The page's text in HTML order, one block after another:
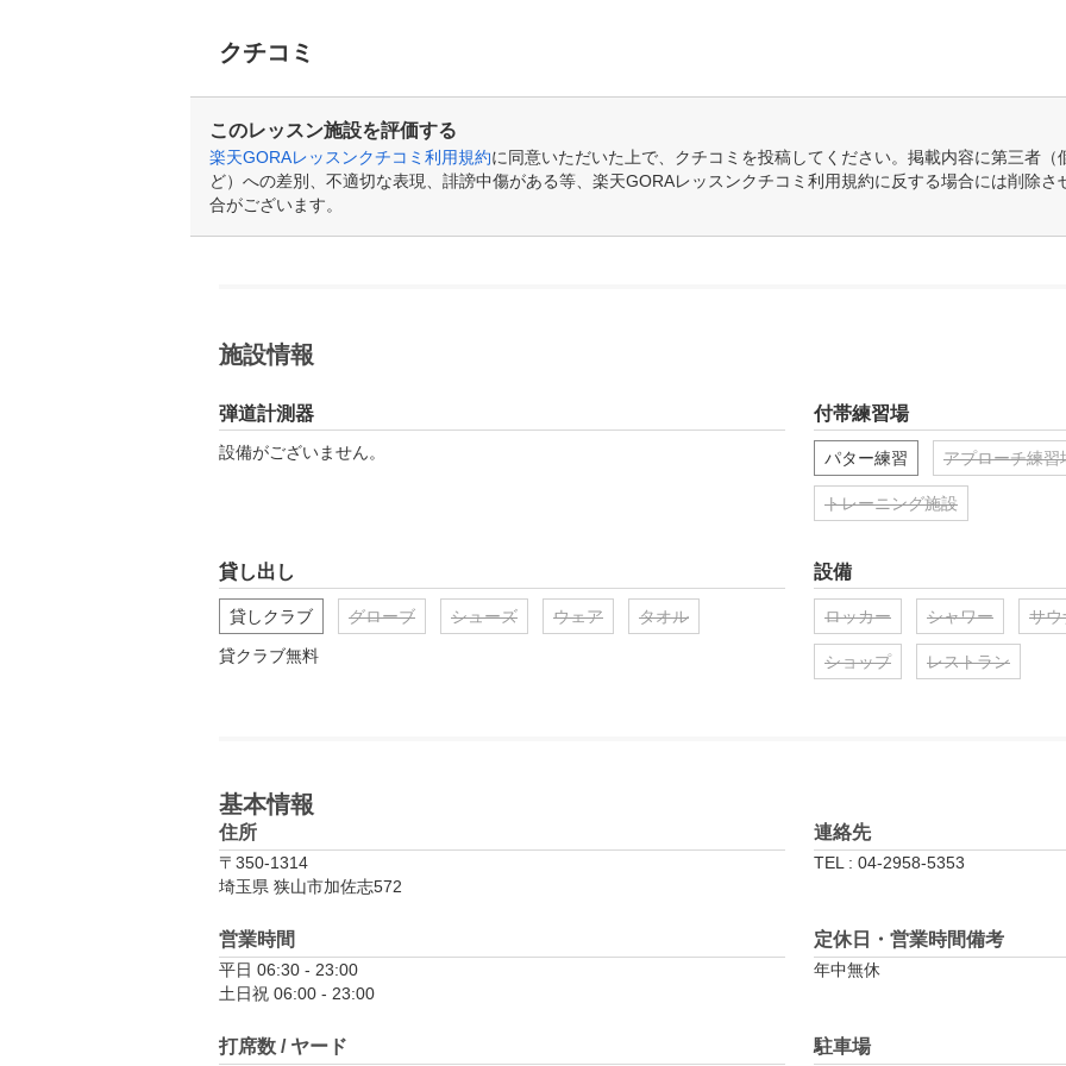
クチコミ
このレッスン施設を評価する
楽天GORAレッスンクチコミ利用規約に同意いただいた上で、クチコミを投稿してください。掲載内容に第三者（
ど）への差別、不適切な表現、誹謗中傷がある等、楽天GORAレッスンクチコミ利用規約に反する場合には削除さ
合がございます。
施設情報
弾道計測器
設備がございません。
付帯練習場
パター練習 アプローチ練習
トレーニング施設
貸し出し
貸しクラブ グローブ シューズ ウェア タオル
貸クラブ無料
設備
ロッカー シャワー サウ
ショップ レストラン
基本情報
住所
〒350-1314
埼玉県 狭山市加佐志572
連絡先
TEL : 04-2958-5353
営業時間
平日 06:30 - 23:00
土日祝 06:00 - 23:00
定休日・営業時間備考
年中無休
打席数 / ヤード 駐車場